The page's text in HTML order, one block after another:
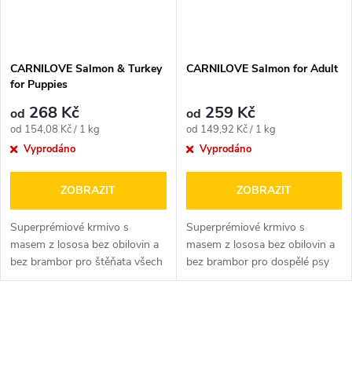
CARNILOVE Salmon & Turkey
for Puppies
od 268 Kč
Měrná
cena:
od 154,08 Kč / 1 kg
Vyprodáno
ZOBRAZIT
Superprémiové krmivo s
masem z lososa bez obilovin a
bez brambor pro štěňata všech
plemen (od 1-12 měsíců).
CARNILOVE Salmon for Adult
od 259 Kč
Měrná
cena:
od 149,92 Kč / 1 kg
Vyprodáno
ZOBRAZIT
Superprémiové krmivo s
masem z lososa bez obilovin a
bez brambor pro dospělé psy
všech plemen.